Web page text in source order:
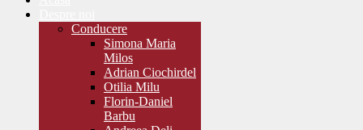
Conducere
Simona Maria
Milos
Adrian Ciochirdel
Otilia Milu
Florin-Daniel
Barbu